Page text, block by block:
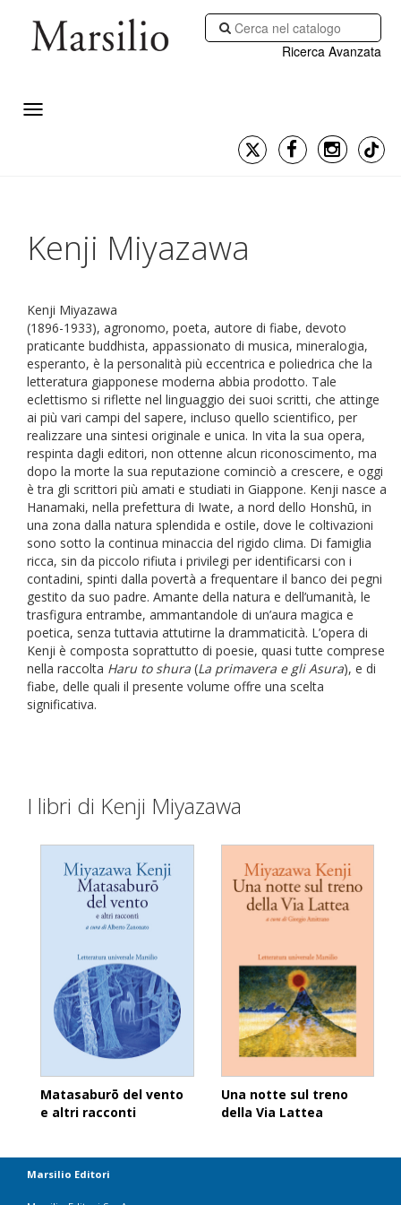
Ricerca Avanzata
Kenji Miyazawa
Kenji Miyazawa
(1896-1933), agronomo, poeta, autore di fiabe, devoto
praticante buddhista, appassionato di musica, mineralogia,
esperanto, è la personalità più eccentrica e poliedrica che la
letteratura giapponese moderna abbia prodotto. Tale
eclettismo si riflette nel linguaggio dei suoi scritti, che attinge
ai più vari campi del sapere, incluso quello scientifico, per
realizzare una sintesi originale e unica. In vita la sua opera,
respinta dagli editori, non ottenne alcun riconoscimento, ma
dopo la morte la sua reputazione cominciò a crescere, e oggi
è tra gli scrittori più amati e studiati in Giappone. Kenji nasce a
Hanamaki, nella prefettura di Iwate, a nord dello Honshū, in
una zona dalla natura splendida e ostile, dove le coltivazioni
sono sotto la continua minaccia del rigido clima. Di famiglia
ricca, sin da piccolo rifiuta i privilegi per identificarsi con i
contadini, spinti dalla povertà a frequentare il banco dei pegni
gestito da suo padre. Amante della natura e dell’umanità, le
trasfigura entrambe, ammantandole di un’aura magica e
poetica, senza tuttavia attutirne la drammaticità. L’opera di
Kenji è composta soprattutto di poesie, quasi tutte comprese
nella raccolta Haru to shura (La primavera e gli Asura), e di
fiabe, delle quali il presente volume offre una scelta
significativa.
I libri di Kenji Miyazawa
Matasaburō del vento
e altri racconti
Una notte sul treno
della Via Lattea
Marsilio Editori